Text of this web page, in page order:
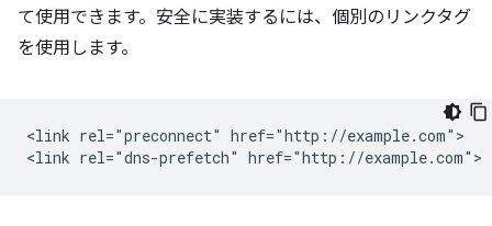
て使用できます。安全に実装するには、個別のリンクタグ
を使用します。
<link rel="preconnect" href="http://example.com">